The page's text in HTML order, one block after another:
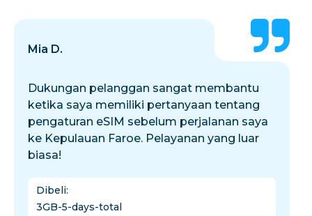
Mia D.
Dukungan pelanggan sangat membantu
ketika saya memiliki pertanyaan tentang
pengaturan eSIM sebelum perjalanan saya
ke Kepulauan Faroe. Pelayanan yang luar
biasa!
Dibeli:
3GB-5-days-total